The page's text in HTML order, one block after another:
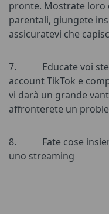
pronte. Mostrate
parentali, giungete
assicuratevi che
7.
Educate voi
account TikTok e
vi darà un grande
affronterete un
8.
Fate cose
uno streaming